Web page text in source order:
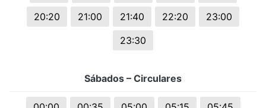
20:20
21:00 21:40 22:20
23:00
23:30
Sábados – Circulares